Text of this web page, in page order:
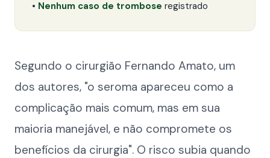
• Nenhum caso de trombose registrado
Segundo o cirurgião Fernando Amato, um
dos autores, "o seroma apareceu como a
complicação mais comum, mas em sua
maioria manejável, e não compromete os
benefícios da cirurgia". O risco subia quando